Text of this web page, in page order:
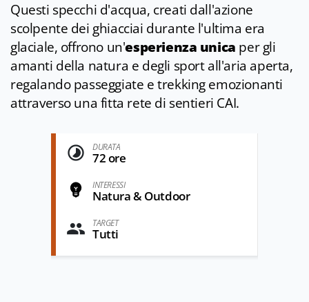
Questi specchi d'acqua, creati dall'azione
scolpente dei ghiacciai durante l'ultima era
glaciale, offrono un'esperienza unica per gli
amanti della natura e degli sport all'aria aperta,
regalando passeggiate e trekking emozionanti
attraverso una fitta rete di sentieri CAI.
DURATA
72 ore
INTERESSI
Natura & Outdoor
TARGET
Tutti